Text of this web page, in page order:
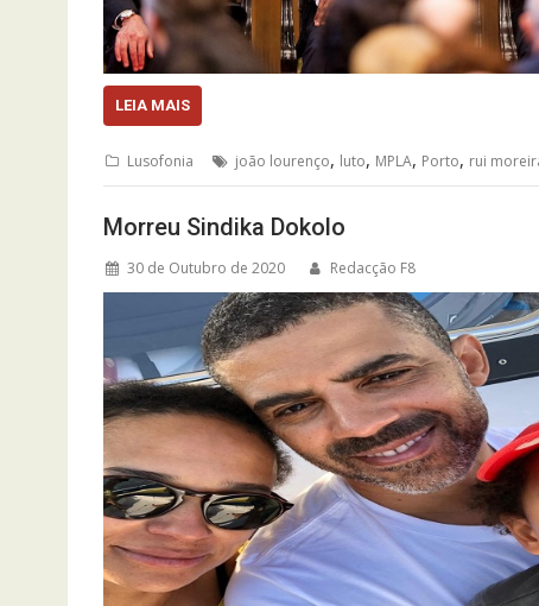
LEIA MAIS
Lusofonia joão lourenço, luto, MPLA, Porto, rui
Morreu Sindika Dokolo
30 de Outubro de 2020 Redacção F8